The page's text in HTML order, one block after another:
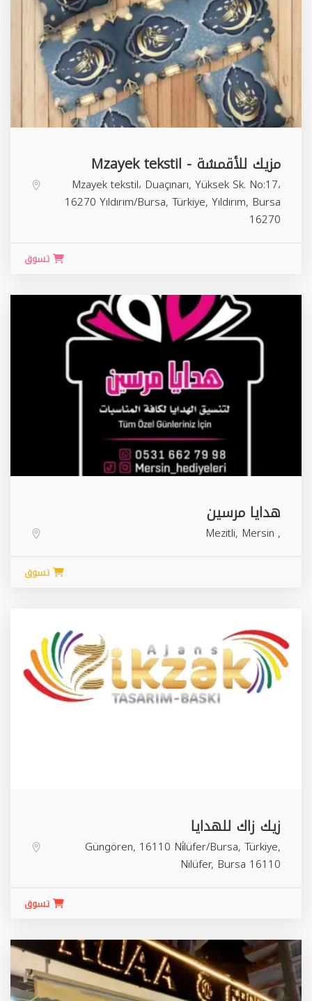
مزيك للأقمشة - Mzayek tekstil
Mzayek tekstil، Duaçınarı, Yüksek Sk. No:17،
16270 Yıldırım/Bursa, Türkiye, Yıldırım, Bursa
16270
تسوق
هدايا مرسين
,
Mezitli, Mersin
تسوق
زيك زاك للهدايا
Güngören, 16110 Ni̇lüfer/Bursa, Türkiye,
Nilüfer, Bursa 16110
تسوق